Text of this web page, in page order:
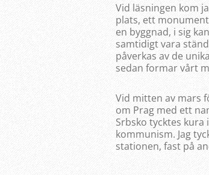
Vid läsningen kom
plats, ett
en byggnad, i sig
samtidigt vara
påverkas av de
sedan formar vårt
Vid mitten av mars
om Prag med ett
Srbsko tycktes
kommunism. Jag
stationen, fast på